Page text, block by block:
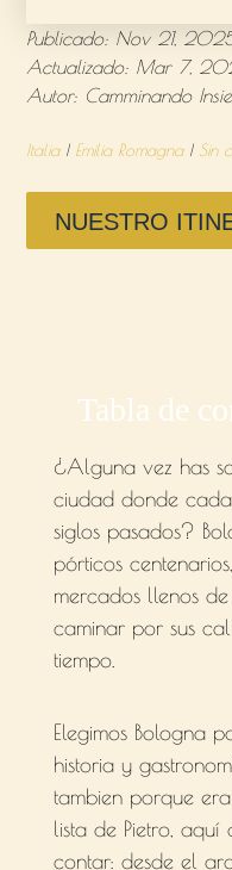
Publicado: Nov 21,
Actualizado: Mar 7,
Autor: Camminando
Italia| Emilia Romagna| Sin
NUESTRO
Tabla de
 Historia
 Lo

visita
máximo
¿Alguna vez has
ciudad donde
siglos pasados?
pórticos
mercados llenos
caminar por sus
tiempo.
Elegimos Bologna
historia y
tambien porque
lista de Pietro,
contar: desde el